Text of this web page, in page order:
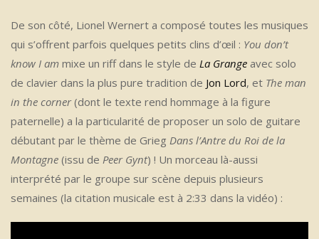
De son côté, Lionel Wernert a composé toutes les musiques
qui s’offrent parfois quelques petits clins d’œil : You don’t
know I am mixe un riff dans le style de La Grange avec solo
de clavier dans la plus pure tradition de Jon Lord, et The man
in the corner(dont le texte rend hommage à la figure
paternelle) a la particularité de proposer un solo de guitare
débutant par le thème de Grieg Dans l’Antre du Roi de la
Montagne (issu de Peer Gynt) ! Un morceau là-aussi
interprété par le groupe sur scène depuis plusieurs
semaines (la citation musicale est à 2:33 dans la vidéo) :